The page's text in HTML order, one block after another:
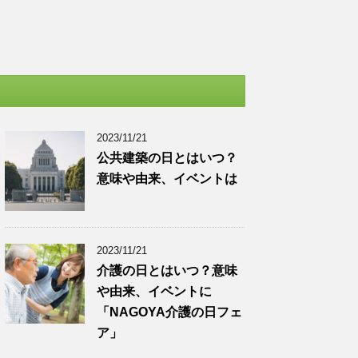
2023/11/21
公共建築の日とはいつ？
意味や由来、イベントは
2023/11/21
介護の日とはいつ？意味
や由来、イベントに
「NAGOYA介護の日フェ
ア」